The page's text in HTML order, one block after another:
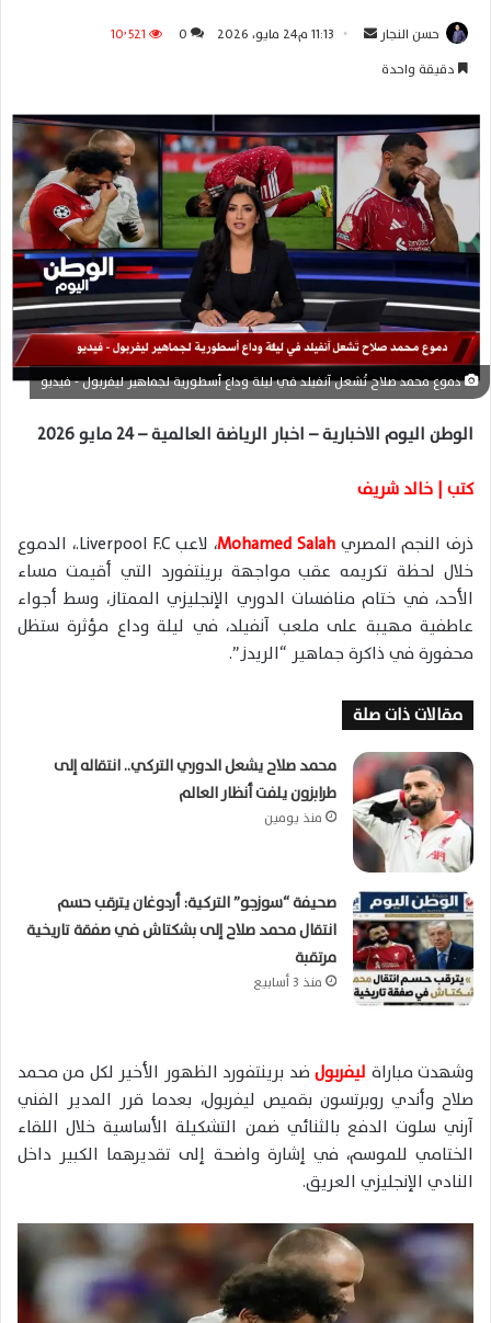
حسن النجار
ل
ب
ي
د
ا
إ
ل
ك
ت
ر
و
ن
ا
11:13 م24 مايو، 2026 0
10٬521
دقيقة واحدة
دموع محمد صلاح تُشعل آنفيلد في ليلة وداع أسطورية لجماهير ليفربول - فيديو
الوطن اليوم الاخبارية – اخبار الرياضة العالمية – 24 مايو 2026
كتب | خالد شريف
ذرف النجم المصري Mohamed Salah، لاعب Liverpool F.C.، الدموع
خلال لحظة تكريمه عقب مواجهة برينتفورد التي أقيمت مساء
الأحد، في ختام منافسات الدوري الإنجليزي الممتاز، وسط أجواء
عاطفية مهيبة على ملعب آنفيلد، في ليلة وداع مؤثرة ستظل
محفورة في ذاكرة جماهير “الريدز”.
مقالات ذات صلة
محمد صلاح يشعل الدوري التركي.. انتقاله إلى
طرابزون يلفت أنظار العالم
منذ يومين
صحيفة “سوزجو” التركية: أردوغان يترقب حسم
انتقال محمد صلاح إلى بشكتاش في صفقة تاريخية
مرتقبة
منذ 3 أسابيع
وشهدت مباراة ليفربول ضد برينتفورد الظهور الأخير لكل من محمد
صلاح وأندي روبرتسون بقميص ليفربول، بعدما قرر المدير الفني
آرني سلوت الدفع بالثنائي ضمن التشكيلة الأساسية خلال اللقاء
الختامي للموسم، في إشارة واضحة إلى تقديرهما الكبير داخل
النادي الإنجليزي العريق.